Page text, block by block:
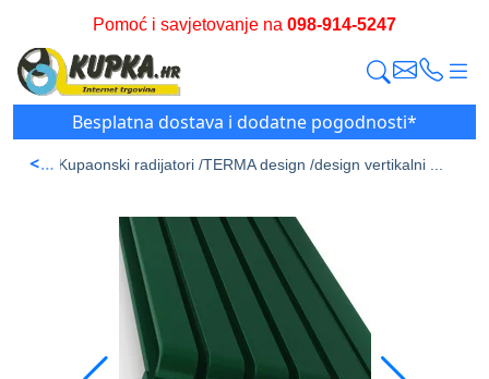
Pomoć i savjetovanje na 098-914-5247
Besplatna dostava i dodatne pogodnosti*
<
stran / Kupaonski radijatori /TERMA design /design vertikalni ...